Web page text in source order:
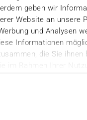
geben wir
Website an unsere
und Analysen
Informationen
die Sie ihnen
im Rahmen Ihrer